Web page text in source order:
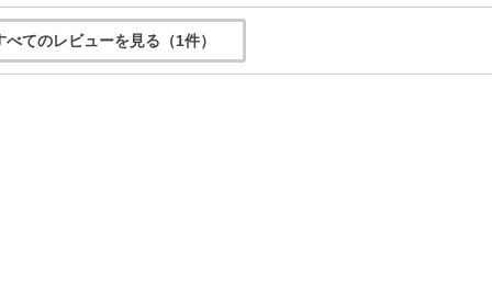
べてのレビューを見る（1件）